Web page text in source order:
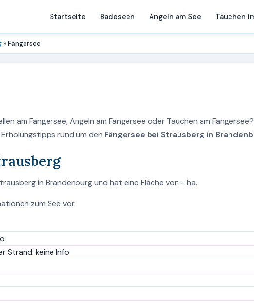
Startseite Badeseen Angeln am See Tauchen
»Fängersee
am Fängersee, Angeln am Fängersee oder Tauchen am
rund um den Fängersee bei Strausberg in
in Brandenburg und hat eine Fläche von - ha.
zum See vor.
Strand: keine Info